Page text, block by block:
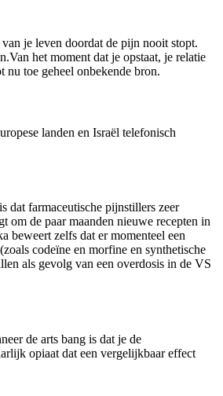
je leven doordat de pijn nooit stopt.
het moment dat je opstaat, je relatie
toe geheel onbekende bron.
landen en Israël telefonisch
dat farmaceutische pijnstillers zeer
de paar maanden nieuwe recepten in
beweert zelfs dat er momenteel een
codeïne en morfine en synthetische
als gevolg van een overdosis in de VS
de arts bang is dat je de
opiaat dat een vergelijkbaar effect